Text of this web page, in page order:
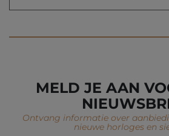
MELD JE AAN
Ontvang informatie over
nieuwe horloges en